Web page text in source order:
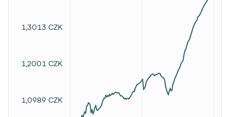
1,0989 CZK
1,2001 CZK
1,3013 CZK